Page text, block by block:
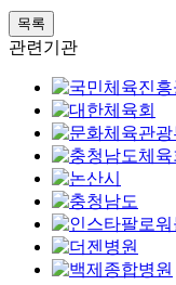
목록
관련기관